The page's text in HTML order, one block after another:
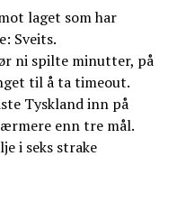
laget som har
Sveits.
ni spilte minutter, på
til å ta timeout.
Tyskland inn på
enn tre mål.
i seks strake